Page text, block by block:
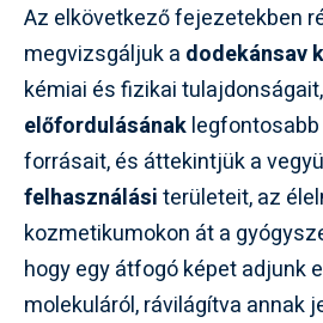
Az elkövetkező fejezetekben
megvizsgáljuk a dodekánsav
kémiai és fizikai
előfordulásának
forrásait, és áttekintjük a
felhasználásiterületeit, az
kozmetikumokon át a
hogy egy átfogó képet adjunk
molekuláról, rávilágítva annak